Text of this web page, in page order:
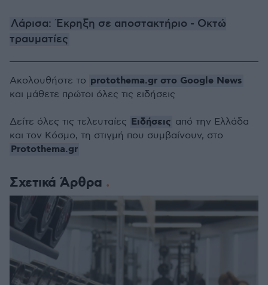
Λάρισα: Έκρηξη σε αποστακτήριο - Οκτώ
τραυματίες
Σχετικά Άρθρα
Ακολουθήστε το protothema.gr στο Google News
και μάθετε πρώτοι όλες τις ειδήσεις
Δείτε όλες τις τελευταίες Ειδήσεις από την Ελλάδα
και τον Κόσμο, τη στιγμή που συμβαίνουν, στο
Protothema.gr